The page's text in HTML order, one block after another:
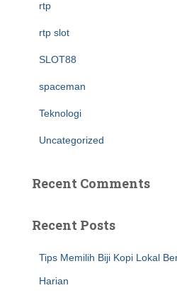
rtp
rtp slot
SLOT88
spaceman
Teknologi
Uncategorized
Recent Comments
Recent Posts
Tips Memilih Biji Kopi Lokal
Harian